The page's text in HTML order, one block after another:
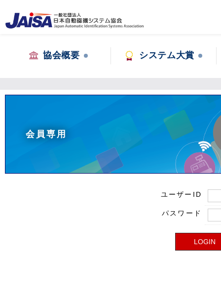
協会概要 システム大賞
会員専用
ユーザーID
パスワード